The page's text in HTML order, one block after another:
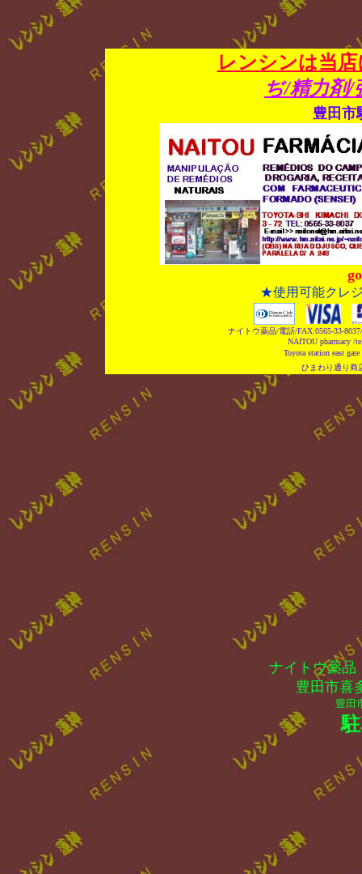
レンシンは当
ぢ/精力剤/
豊田市
★使用可能クレ
ナイトウ薬品/電話/FAX:0565-33-
NAITOU pharmacy /
Toyota station east
ひまわり通り商
ナイトウ薬品
豊田市喜
豊田